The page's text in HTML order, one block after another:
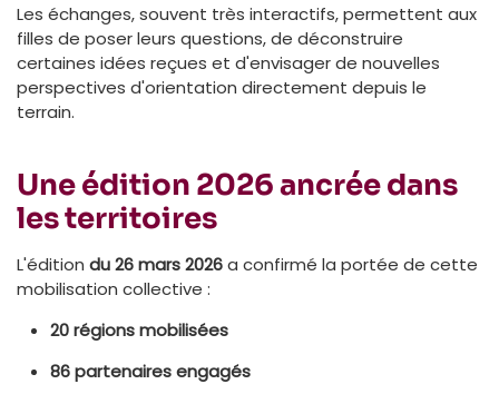
Les échanges, souvent très interactifs, permettent aux
filles de poser leurs questions, de déconstruire
certaines idées reçues et d'envisager de nouvelles
perspectives d'orientation directement depuis le
terrain.
Une édition 2026 ancrée dans
les territoires
L'édition du 26 mars 2026a confirmé la portée de cette
mobilisation collective :
20 régions mobilisées
86 partenaires engagés